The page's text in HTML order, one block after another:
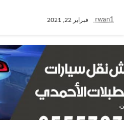
rwan1 فبراير 22, 2021